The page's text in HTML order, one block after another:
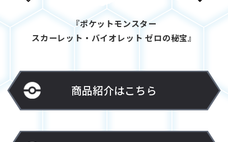
『ポケットモンスター
スカーレット・バイオレット ゼロの秘宝』
商品紹介はこちら